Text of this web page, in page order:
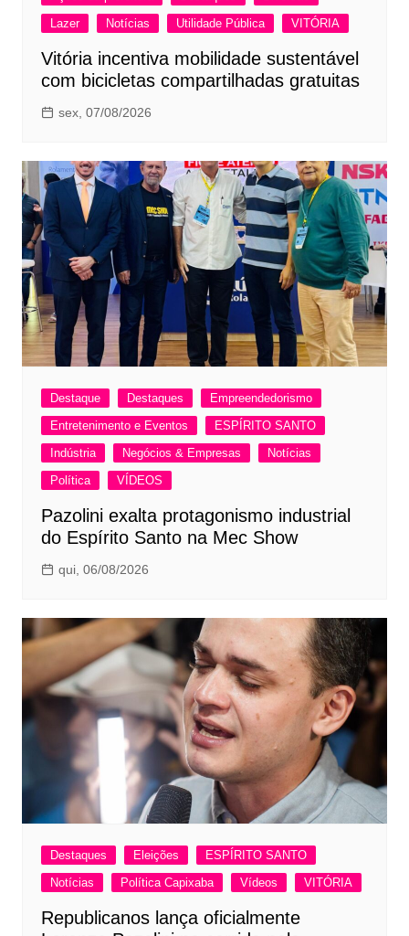
Lazer
Notícias Utilidade Pública VITÓRIA
Vitória incentiva mobilidade sustentável
com bicicletas compartilhadas gratuitas
sex, 07/08/2026
Destaque Destaques
Empreendedorismo
Entretenimento e Eventos
ESPÍRITO SANTO
Indústria
Negócios & Empresas
Notícias
Política
VÍDEOS
Pazolini exalta protagonismo industrial
do Espírito Santo na Mec Show
qui, 06/08/2026
Destaques Eleições
ESPÍRITO SANTO
Notícias
Política Capixaba Vídeos VITÓRIA
Republicanos lança oficialmente